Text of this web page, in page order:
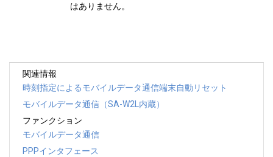
はありません。
関連情報
時刻指定によるモバイルデータ通信端末自動リセット
モバイルデータ通信（SA-W2L内蔵）
ファンクション
モバイルデータ通信
PPPインタフェース